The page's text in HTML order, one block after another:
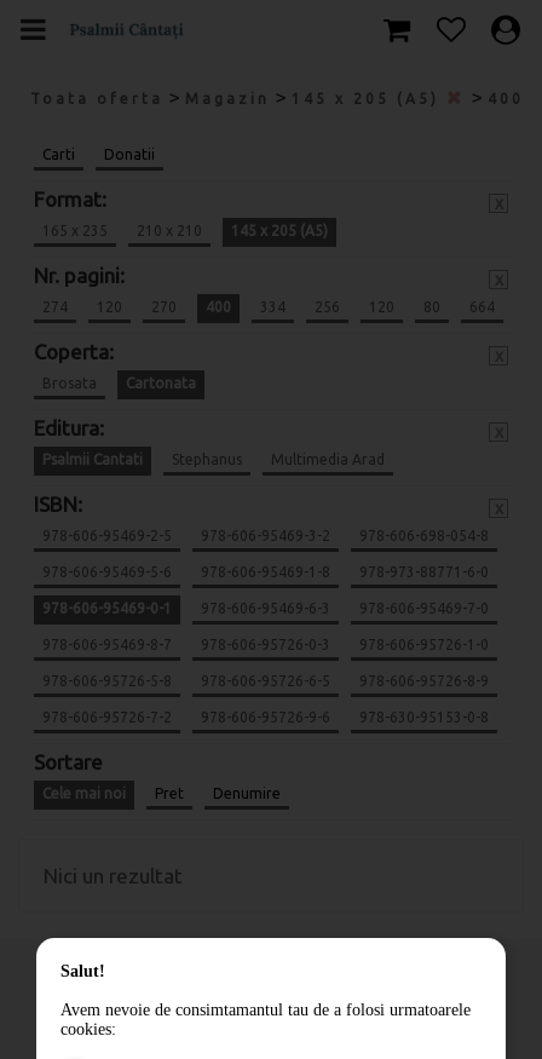
Toata oferta > Magazin > 145 x 205 (A5) > 400
Carti Donatii
Format:
165 x 235 210 x 210 145 x 205 (A5)
Nr. pagini:
274 120 270 400 334 256 120 80 664
Coperta:
Brosata Cartonata
Editura:
Psalmii Cantati Stephanus Multimedia Arad
ISBN:
978-606-95469-2-5 978-606-95469-3-2 978-606-698-054-8
978-606-95469-5-6 978-606-95469-1-8 978-973-88771-6-0
978-606-95469-0-1 978-606-95469-6-3 978-606-95469-7-0
978-606-95469-8-7 978-606-95726-0-3 978-606-95726-1-0
978-606-95726-5-8 978-606-95726-6-5 978-606-95726-8-9
978-606-95726-7-2 978-606-95726-9-6 978-630-95153-0-8
Sortare
Cele mai noi Pret Denumire
Nici un rezultat
Cum comand
Salut!
Avem nevoie de consimtamantul tau de a folosi urmatoarele
cookies: